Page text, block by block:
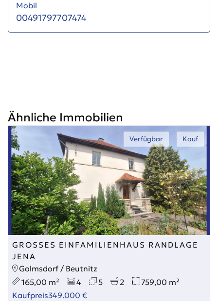
Mobil
00491797707474
Ähnliche Immobilien
Verfügbar Kauf
GROSSES EINFAMILIENHAUS RANDLAGE J
ENA
Golmsdorf / Beutnitz
165,00 m²
4 5 2
759,00 m²
Kaufpreis349.000 €